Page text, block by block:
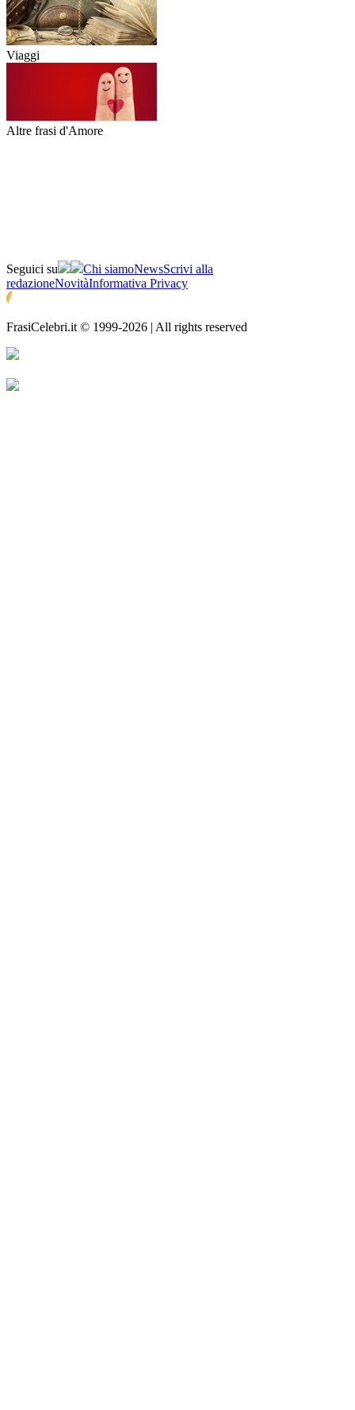
Viaggi
Altre frasi d'Amore
Seguici su Chi siamoNewsScrivi alla
redazioneNovitàInformativa Privacy
FrasiCelebri.it © 1999-2026 | All rights reserved